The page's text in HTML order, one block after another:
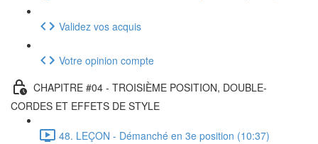
Validez vos acquis
Votre opinion compte
CHAPITRE #04 - TROISIÈME POSITION, DOUBLE-
CORDES ET EFFETS DE STYLE
48. LEÇON - Démanché en 3e position (10:37)